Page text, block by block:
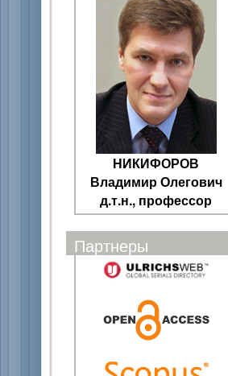
НИКИФОРОВ
Владимир Олегович
д.т.н., профессор
Партнеры